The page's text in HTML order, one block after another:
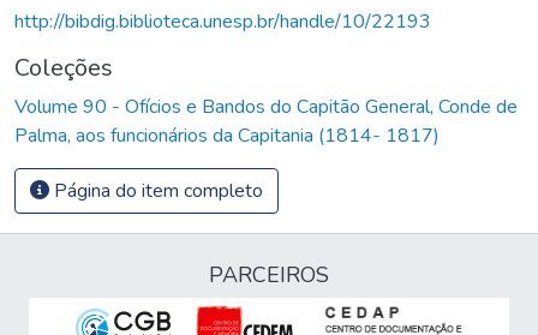
http://bibdig.biblioteca.unesp.br/handle/10/22193
Coleções
Volume 90 - Ofícios e Bandos do Capitão General, Conde de
Palma, aos funcionários da Capitania (1814- 1817)
Página do item completo
PARCEIROS